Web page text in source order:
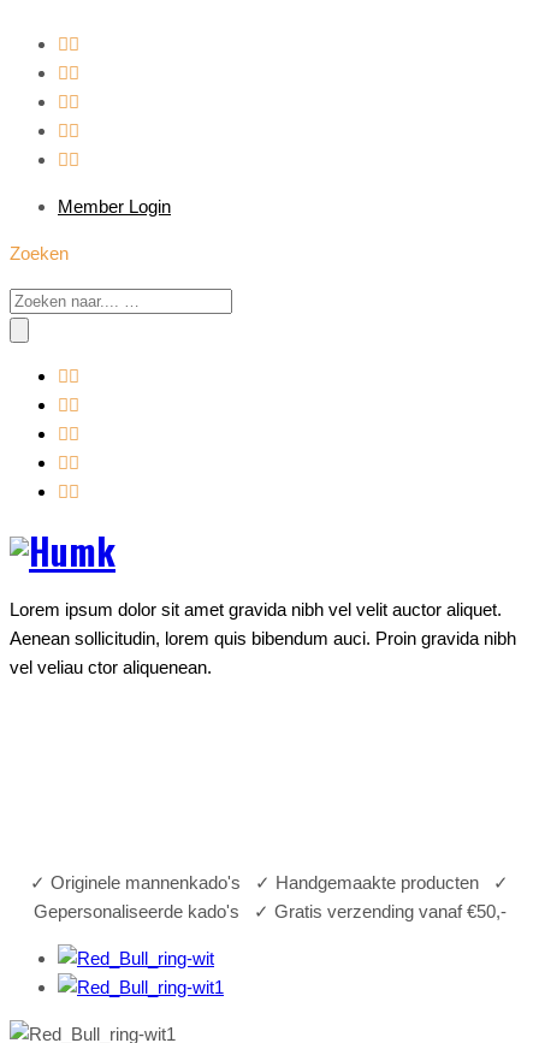
Member Login
Zoeken
Lorem ipsum dolor sit amet gravida nibh vel velit auctor aliquet.
Aenean sollicitudin, lorem quis bibendum auci. Proin gravida nibh
vel veliau ctor aliquenean.
✓ Originele mannenkado's ✓ Handgemaakte producten
✓
Gepersonaliseerde kado's
✓ Gratis verzending vanaf €50,-